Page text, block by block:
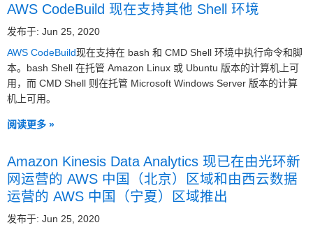
AWS CodeBuild 现在支持其他 Shell 环境
发布于: Jun 25, 2020
AWS CodeBuild现在支持在 bash 和 CMD Shell 环境中执行命令和脚
本。bash Shell 在托管 Amazon Linux 或 Ubuntu 版本的计算机上可
用，而 CMD Shell 则在托管 Microsoft Windows Server 版本的计算
机上可用。
阅读更多 »
Amazon Kinesis Data Analytics 现已在由光环新
网运营的 AWS 中国（北京）区域和由西云数据
运营的 AWS 中国（宁夏）区域推出
发布于: Jun 25, 2020